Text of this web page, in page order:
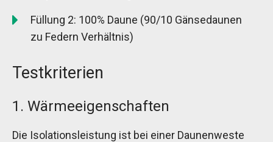
Füllung 2: 100% Daune (90/10 Gänsedaunen
zu Federn Verhältnis)
Testkriterien
1. Wärmeeigenschaften
Die Isolationsleistung ist bei einer Daunenweste